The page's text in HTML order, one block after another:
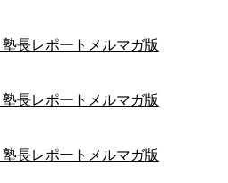
長レポートメルマガ版
長レポートメルマガ版
長レポートメルマガ版